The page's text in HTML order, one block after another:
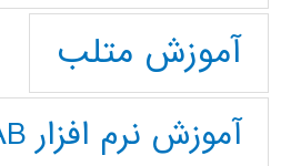
آموزش متلب
آموزش نرم افزار MATLAB